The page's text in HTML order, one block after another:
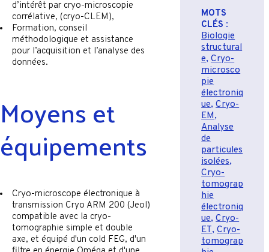
d’intérêt par cryo-microscopie
corrélative, (cryo-CLEM),
Formation, conseil
méthodologique et assistance
pour l’acquisition et l’analyse des
données.
Moyens et
équipements
Cryo-microscope électronique à
transmission Cryo ARM 200 (Jeol)
compatible avec la cryo-
tomographie simple et double
axe, et équipé d'un cold FEG, d'un
MOTS
CLÉS :
Biologie
structural
e,Cryo-
microsco
pie
électroniq
ue,Cryo-
EM,
Analyse
de
particules
isolées,
Cryo-
tomograp
hie
électroniq
ue,Cryo-
ET,Cryo-
tomograp